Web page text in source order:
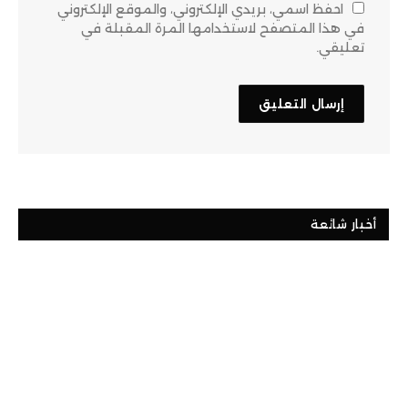
احفظ اسمي، بريدي الإلكتروني، والموقع الإلكتروني
في هذا المتصفح لاستخدامها المرة المقبلة في
تعليقي.
أخبار شائعة